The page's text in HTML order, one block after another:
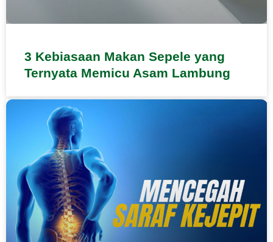
3 Kebiasaan Makan Sepele yang
Ternyata Memicu Asam Lambung